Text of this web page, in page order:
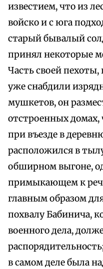
известием, что из
войско и с юга
старый бывалый
принял некоторые
Часть своей
уже снабдили
мушкетов, он
отстроенных домах,
при въезде в
расположился в
обширном выгоне,
примыкающем к
главным образом
похвалу Бабинича,
военного дела,
в самом деле была